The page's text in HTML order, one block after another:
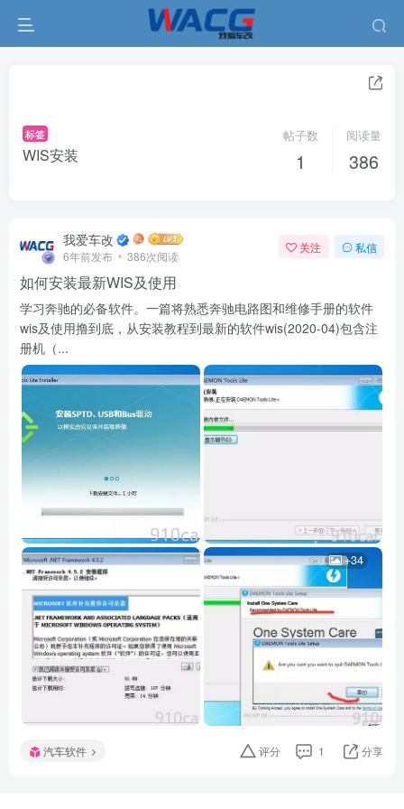
标签
WIS安装
帖子数
1
阅读量
386
我爱车改
6年前发布 386次阅读
关注 私信
如何安装最新WIS及使用
学习奔驰的必备软件。一篇将熟悉奔驰电路图和维修手册的软件
wis及使用撸到底，从安装教程到最新的软件wis(2020-04)包含注
册机（...
+34
汽车软件 评分 1 分享